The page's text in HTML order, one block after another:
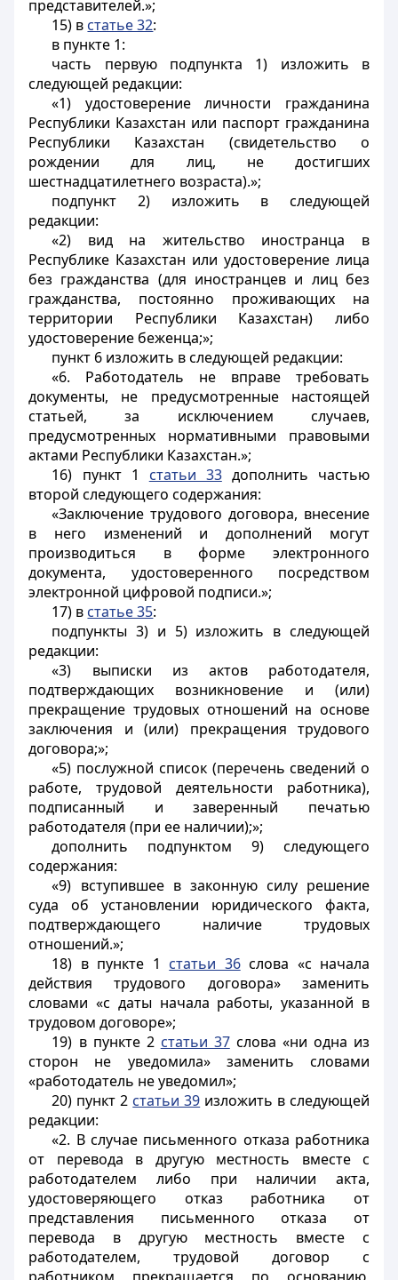
представителей.»;
15) в статье 32:
в пункте 1:
часть первую подпункта 1) изложить в
следующей редакции:
«1) удостоверение личности гражданина
Республики Казахстан или паспорт гражданина
Республики Казахстан (свидетельство о
рождении для лиц, не достигших
шестнадцатилетнего возраста).»;
подпункт 2) изложить в следующей
редакции:
«2) вид на жительство иностранца в
Республике Казахстан или удостоверение лица
без гражданства (для иностранцев и лиц без
гражданства, постоянно проживающих на
территории Республики Казахстан) либо
удостоверение беженца;»;
пункт 6 изложить в следующей редакции:
«6. Работодатель не вправе требовать
документы, не предусмотренные настоящей
статьей, за исключением случаев,
предусмотренных нормативными правовыми
актами Республики Казахстан.»;
16) пункт 1 статьи 33дополнить частью
второй следующего содержания:
«Заключение трудового договора, внесение
в него изменений и дополнений могут
производиться в форме электронного
документа, удостоверенного посредством
электронной цифровой подписи.»;
17) в статье 35:
подпункты 3) и 5) изложить в следующей
редакции:
«3) выписки из актов работодателя,
подтверждающих возникновение и (или)
прекращение трудовых отношений на основе
заключения и (или) прекращения трудового
договора;»;
«5) послужной список (перечень сведений о
работе, трудовой деятельности работника),
подписанный и заверенный печатью
работодателя (при ее наличии);»;
дополнить подпунктом 9) следующего
содержания:
«9) вступившее в законную силу решение
суда об установлении юридического факта,
подтверждающего наличие трудовых
отношений.»;
18) в пункте 1 статьи 36слова «с начала
действия трудового договора» заменить
словами «с даты начала работы, указанной в
трудовом договоре»;
19) в пункте 2 статьи 37слова «ни одна из
сторон не уведомила» заменить словами
«работодатель не уведомил»;
20) пункт 2 статьи 39 изложить в следующей
редакции:
«2. В случае письменного отказа работника
от перевода в другую местность вместе с
работодателем либо при наличии акта,
удостоверяющего отказ работника от
представления письменного отказа от
перевода в другую местность вместе с
работодателем, трудовой договор с